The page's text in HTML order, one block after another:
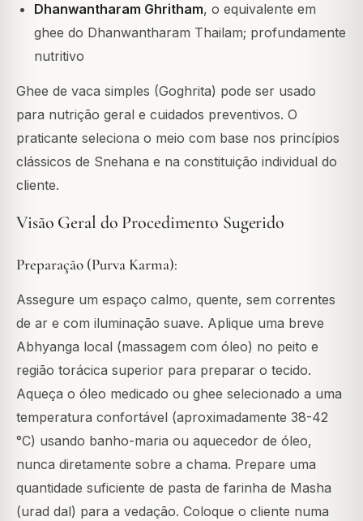
Dhanwantharam Ghritham, o equivalente em
ghee do Dhanwantharam Thailam; profundamente
nutritivo
Ghee de vaca simples (Goghrita) pode ser usado
para nutrição geral e cuidados preventivos. O
praticante seleciona o meio com base nos princípios
clássicos de Snehana e na constituição individual do
cliente.
Visão Geral do Procedimento Sugerido
Preparação (Purva Karma):
Assegure um espaço calmo, quente, sem correntes
de ar e com iluminação suave. Aplique uma breve
Abhyanga local (massagem com óleo) no peito e
região torácica superior para preparar o tecido.
Aqueça o óleo medicado ou ghee selecionado a uma
temperatura confortável (aproximadamente 38-42
°C) usando banho-maria ou aquecedor de óleo,
nunca diretamente sobre a chama. Prepare uma
quantidade suficiente de pasta de farinha de Masha
(urad dal) para a vedação. Coloque o cliente numa